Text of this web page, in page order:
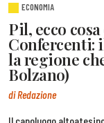
ECONOMIA
Pil, ecco
Confercenti:
la regione
Bolzano)
di Redazione